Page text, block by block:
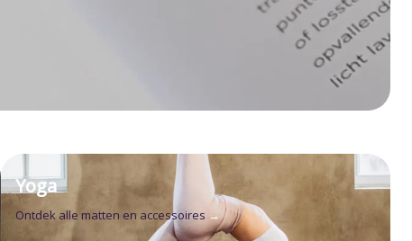
Yoga
Ontdek alle matten en accessoires →